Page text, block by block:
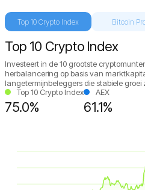
Top 10 Crypto Index Bitcoin
Top 10 Crypto Index
Investeert in de 10 grootste
herbalancering op basis van
langetermijnbeleggers die stabiele
Top 10 Crypto Index
75.0%
AEX
61.1%